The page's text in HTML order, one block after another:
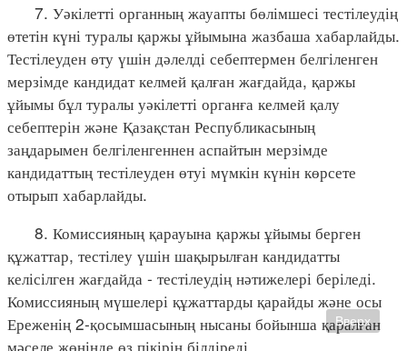
7. Уәкілетті органның жауапты бөлімшесі тестілеудің
өтетін күні туралы қаржы ұйымына жазбаша хабарлайды.
Тестілеуден өту үшін дәлелді себептермен белгіленген
мерзімде кандидат келмей қалған жағдайда, қаржы
ұйымы бұл туралы уәкілетті органға келмей қалу
себептерін және Қазақстан Республикасының
заңдарымен белгіленгеннен аспайтын мерзімде
кандидаттың тестілеуден өтуі мүмкін күнін көрсете
отырып хабарлайды.
8. Комиссияның қарауына қаржы ұйымы берген
құжаттар, тестілеу үшін шақырылған кандидатты
келісілген жағдайда - тестілеудің нәтижелері беріледі.
Комиссияның мүшелері құжаттарды қарайды және осы
Ереженің 2-қосымшасының нысаны бойынша қаралған
мәселе жөнінде өз пікірін білдіреді.
Вверх